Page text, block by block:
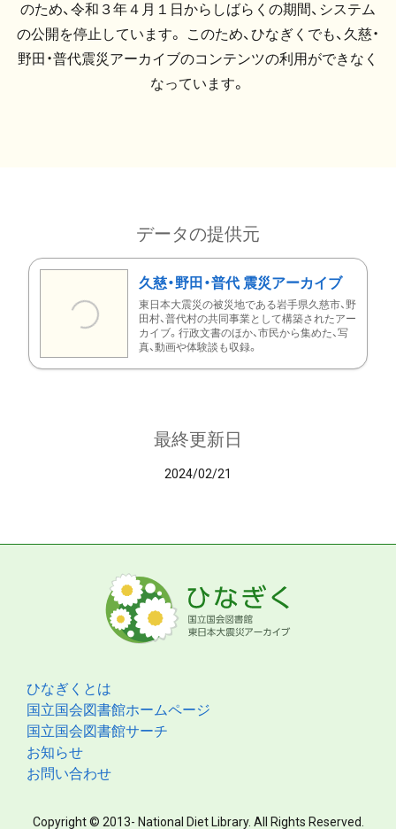
のため、令和３年４月１日からしばらくの期間、システム
の公開を停止しています。 このため、ひなぎくでも、久慈・
野田・普代震災アーカイブのコンテンツの利用ができなく
なっています。
データの提供元
久慈・野田・普代 震災アーカイブ
東日本大震災の被災地である岩手県久慈市、野
田村、普代村の共同事業として構築されたアー
カイブ。行政文書のほか、市民から集めた、写
真、動画や体験談も収録。
最終更新日
2024/02/21
ひなぎくとは
国立国会図書館ホームページ
国立国会図書館サーチ
お知らせ
お問い合わせ
Copyright © 2013- National Diet Library. All Rights Reserved.